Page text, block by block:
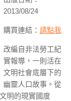
2013/08/24
購買連結： 請點我
改編自非法勞工紀
實報導，一則活在
文明社會底層下的
幽靈人口故事。從
明的現實國度